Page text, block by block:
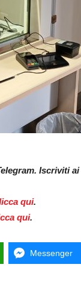
Iscriviti
qui.
qui.
Messenger